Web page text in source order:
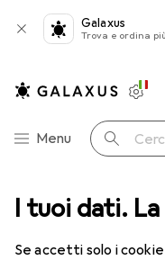
I tuoi dati.
Se accetti solo i
Galaxus
Trova e ordina
Categoria Navigazione
Menu Cerca
Liste
Liste
Lenti a contatto